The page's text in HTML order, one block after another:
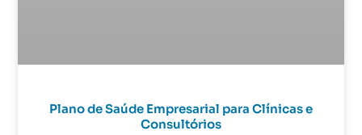
Plano de Saúde Empresarial para Clínicas e
Consultórios